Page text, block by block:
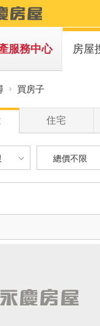
服務中心 房屋
買房子
住宅
-文山區
-萬華區
-土城區
總價不限
900 萬以
900 萬 -
1200 萬
1500 萬 -
2500 萬
空間
5